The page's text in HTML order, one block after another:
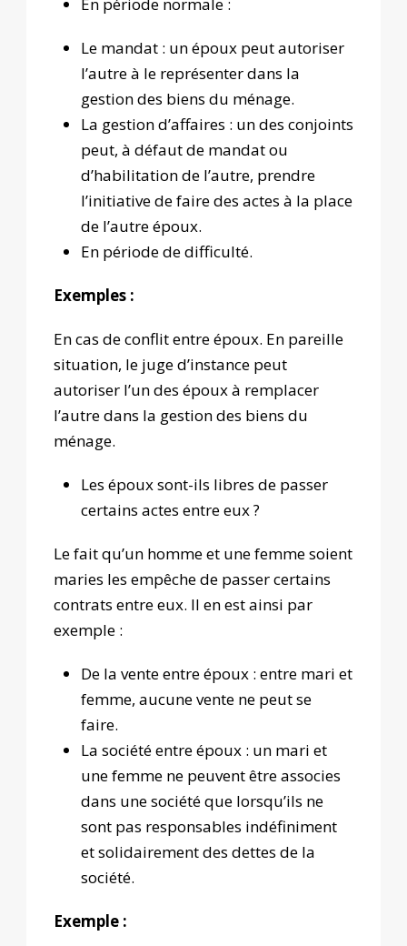
Le mandat : un époux peut autoriser
l’autre à le représenter dans la
gestion des biens du ménage.
La gestion d’affaires : un des conjoints
peut, à défaut de mandat ou
d’habilitation de l’autre, prendre
l’initiative de faire des actes à la place
de l’autre époux.
En période de difficulté.
Exemples :
En cas de conflit entre époux. En pareille
situation, le juge d’instance peut
autoriser l’un des époux à remplacer
l’autre dans la gestion des biens du
ménage.
Les époux sont-ils libres de passer
certains actes entre eux ?
Le fait qu’un homme et une femme soient
maries les empêche de passer certains
contrats entre eux. Il en est ainsi par
exemple :
De la vente entre époux : entre mari et
femme, aucune vente ne peut se
faire.
La société entre époux : un mari et
une femme ne peuvent être associes
dans une société que lorsqu’ils ne
sont pas responsables indéfiniment
et solidairement des dettes de la
société.
Exemple :